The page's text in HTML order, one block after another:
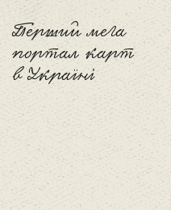
Перший мега
портал карт
в Україні